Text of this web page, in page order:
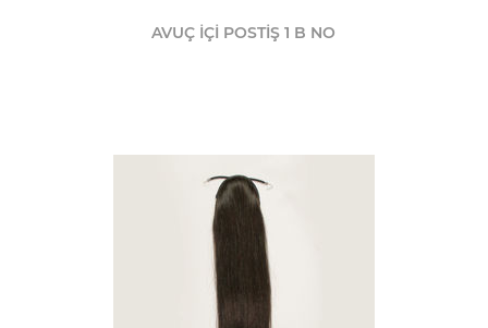
AVUÇ İÇİ POSTİŞ 1 B NO